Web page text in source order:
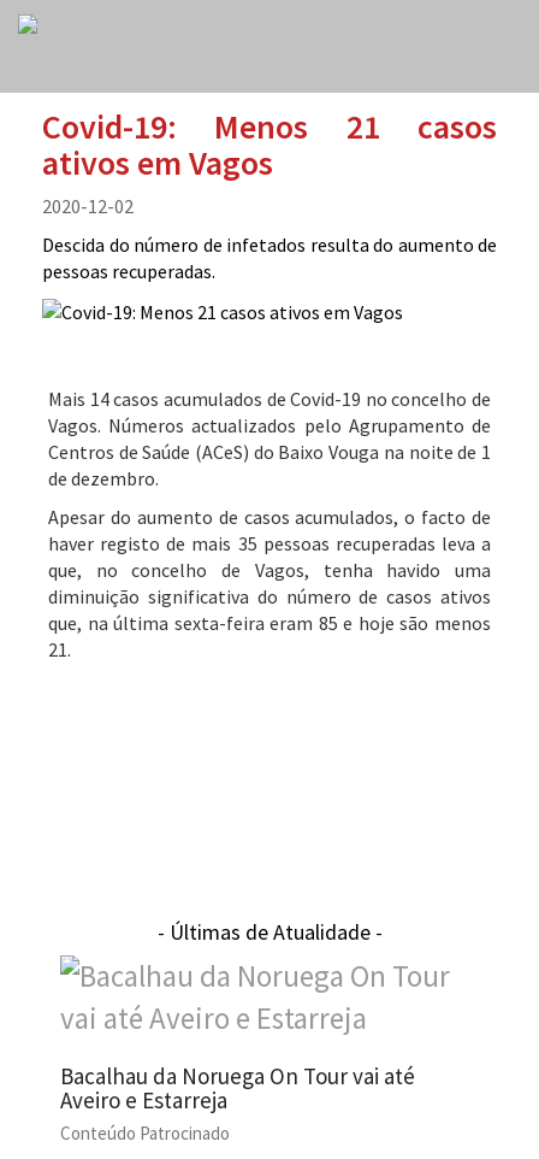
Covid-19: Menos 21 casos
ativos em Vagos
2020-12-02
Descida do número de infetados resulta do aumento de
pessoas recuperadas.
Mais 14 casos acumulados de Covid-19 no concelho de
Vagos. Números actualizados pelo Agrupamento de
Centros de Saúde (ACeS) do Baixo Vouga na noite de 1
de dezembro.
Apesar do aumento de casos acumulados, o facto de
haver registo de mais 35 pessoas recuperadas leva a
que, no concelho de Vagos, tenha havido uma
diminuição significativa do número de casos ativos
que, na última sexta-feira eram 85 e hoje são menos
21.
- Últimas de Atualidade -
Bacalhau da Noruega On Tour vai até
Aveiro e Estarreja
Conteúdo Patrocinado